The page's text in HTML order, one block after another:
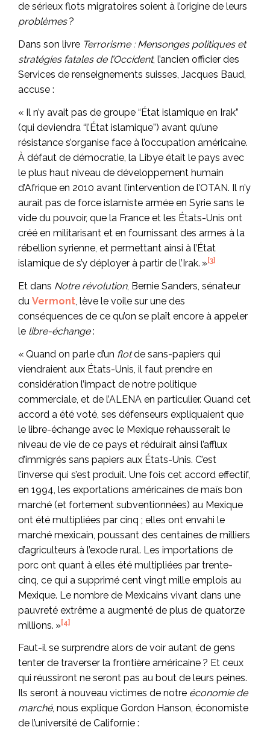
de sérieux flots migratoires soient à l’origine de leurs
problèmes?
Dans son livre Terrorisme : Mensonges politiques et
stratégies fatales de l’Occident, l’ancien officier des
Services de renseignements suisses, Jacques Baud,
accuse :
« Il n’y avait pas de groupe “État islamique en Irak”
(qui deviendra “l’État islamique”) avant qu’une
résistance s’organise face à l’occupation américaine.
À défaut de démocratie, la Libye était le pays avec
le plus haut niveau de développement humain
d’Afrique en 2010 avant l’intervention de l’OTAN. Il n’y
aurait pas de force islamiste armée en Syrie sans le
vide du pouvoir, que la France et les États-Unis ont
créé en militarisant et en fournissant des armes à la
rébellion syrienne, et permettant ainsi à l’État
islamique de s’y déployer à partir de l’Irak. »[3]
Et dans Notre révolution, Bernie Sanders, sénateur
du Vermont , lève le voile sur une des
conséquences de ce qu’on se plaît encore à appeler
le libre-échange:
« Quand on parle d’un flotde sans-papiers qui
viendraient aux États-Unis, il faut prendre en
considération l’impact de notre politique
commerciale, et de l’ALENA en particulier. Quand cet
accord a été voté, ses défenseurs expliquaient que
le libre-échange avec le Mexique rehausserait le
niveau de vie de ce pays et réduirait ainsi l’afflux
d’immigrés sans papiers aux États-Unis. C’est
l’inverse qui s’est produit. Une fois cet accord effectif,
en 1994, les exportations américaines de maïs bon
marché (et fortement subventionnées) au Mexique
ont été multipliées par cinq ; elles ont envahi le
marché mexicain, poussant des centaines de milliers
d’agriculteurs à l’exode rural. Les importations de
porc ont quant à elles été multipliées par trente-
cinq, ce qui a supprimé cent vingt mille emplois au
Mexique. Le nombre de Mexicains vivant dans une
pauvreté extrême a augmenté de plus de quatorze
millions. »[4]
Faut-il se surprendre alors de voir autant de gens
tenter de traverser la frontière américaine ? Et ceux
qui réussiront ne seront pas au bout de leurs peines.
Ils seront à nouveau victimes de notre économie de
marché, nous explique Gordon Hanson, économiste
de l’université de Californie :